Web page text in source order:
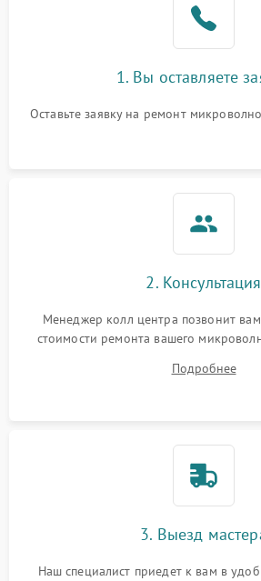
1. Вы оставляете
Оставьте заявку на ремонт
2. Консультация
Менеджер колл центра позвонит
стоимости ремонта вашего
Подробнее
3. Выезд
Наш специалист приедет к вам в